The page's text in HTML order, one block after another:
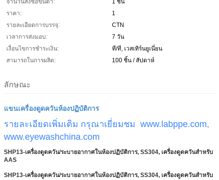
จำนวนสั่งซื้อขั้นต่ำ:
1 ชิ้น
ราคา:
1
รายละเอียดการบรรจุ:
CTN
เวลาการส่งมอบ:
7 วัน
เงื่อนไขการชำระเงิน:
ที/ที, เวสเทิร์นยูเนี่ยน
สามารถในการผลิต:
100 ชิ้น / สัปดาห์
ลักษณะ
แขนเครื่องดูดควันห้องปฏิบัติการ
รายละเอียดเพิ่มเติม กรุณาเยี่ยมชม www.labppe.com,
www.eyewashchina.com
SHP13-เครื่องดูดควัน/ระบายอากาศในห้องปฏิบัติการ, SS304, เครื่องดูดควันสำหรับ
AAS
SHP13-เครื่องดูดควัน/ระบายอากาศในห้องปฏิบัติการ, SS304, เครื่องดูดควันสำหรับ